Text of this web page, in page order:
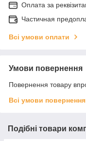
Оплата за
Частичная
Всі умови оплати
Умови повернення
Повернення товару
Всі умови повернення
Подібні товари